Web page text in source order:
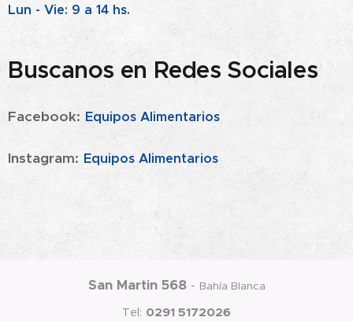
Lun - Vie: 9 a 14 hs.
Buscanos en Redes Sociales
Facebook: Equipos Alimentarios
Instagram: Equipos Alimentarios
San Martin 568- Bahía Blanca
Tel: 0291 5172026